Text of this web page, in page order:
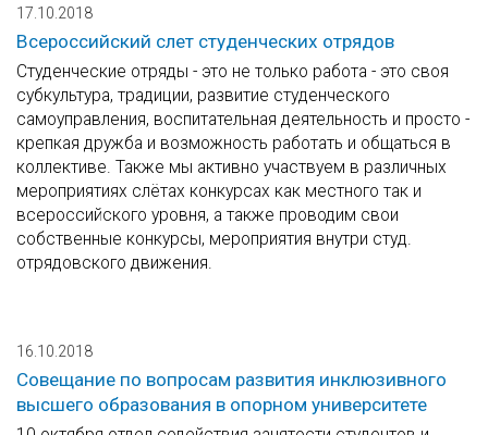
17.10.2018
Всероссийский слет студенческих отрядов
Студенческие отряды - это не только работа - это своя
субкультура, традиции, развитие студенческого
самоуправления, воспитательная деятельность и просто -
крепкая дружба и возможность работать и общаться в
коллективе. Также мы активно участвуем в различных
мероприятиях слётах конкурсах как местного так и
всероссийского уровня, а также проводим свои
собственные конкурсы, мероприятия внутри студ.
отрядовского движения.
16.10.2018
Совещание по вопросам развития инклюзивного
высшего образования в опорном университете